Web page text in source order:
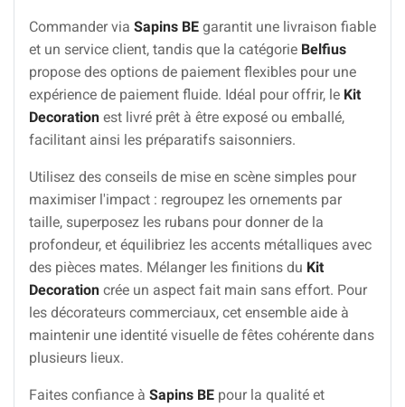
Commander via Sapins BE garantit une livraison fiable
et un service client, tandis que la catégorie Belfius
propose des options de paiement flexibles pour une
expérience de paiement fluide. Idéal pour offrir, le Kit
Decoration est livré prêt à être exposé ou emballé,
facilitant ainsi les préparatifs saisonniers.
Utilisez des conseils de mise en scène simples pour
maximiser l'impact : regroupez les ornements par
taille, superposez les rubans pour donner de la
profondeur, et équilibriez les accents métalliques avec
des pièces mates. Mélanger les finitions du Kit
Decoration crée un aspect fait main sans effort. Pour
les décorateurs commerciaux, cet ensemble aide à
maintenir une identité visuelle de fêtes cohérente dans
plusieurs lieux.
Faites confiance à Sapins BE pour la qualité et